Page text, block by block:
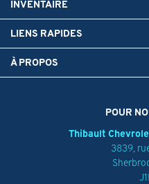
POUR
Thibault
3839,
INVENTAIRE
LIENS RAPIDES
À PROPOS